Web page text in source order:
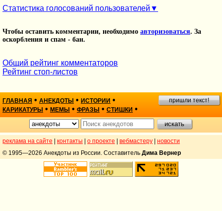
Статистика голосований пользователей
Чтобы оставить комментарии, необходимо авторизоваться. За
оскорбления и спам - бан.
Общий рейтинг комментаторов
Рейтинг стоп-листов
ГЛАВНАЯ • АНЕКДОТЫ • ИСТОРИИ •
КАРИКАТУРЫ • МЕМЫ • ФРАЗЫ • СТИШКИ •
пришли текст!
реклама на сайте контакты о проекте вебмастеру
новости
© 1995—2026 Анекдоты из России. Составитель Дима Вернер